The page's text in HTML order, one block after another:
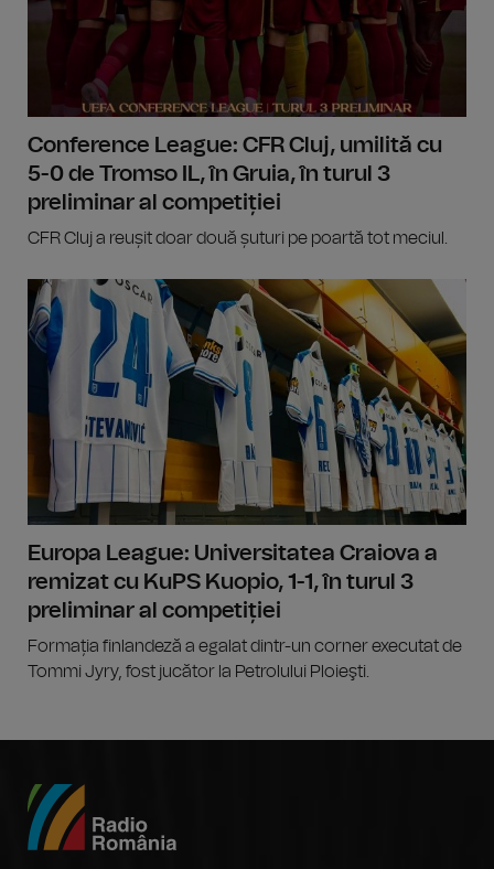
Conference League: CFR Cluj, umilită cu
5-0 de Tromso IL, în Gruia, în turul 3
preliminar al competiției
CFR Cluj a reușit doar două șuturi pe poartă tot meciul.
Europa League: Universitatea Craiova a
remizat cu KuPS Kuopio, 1-1, în turul 3
preliminar al competiției
Formația finlandeză a egalat dintr-un corner executat de
Tommi Jyry, fost jucător la Petrolului Ploieşti.